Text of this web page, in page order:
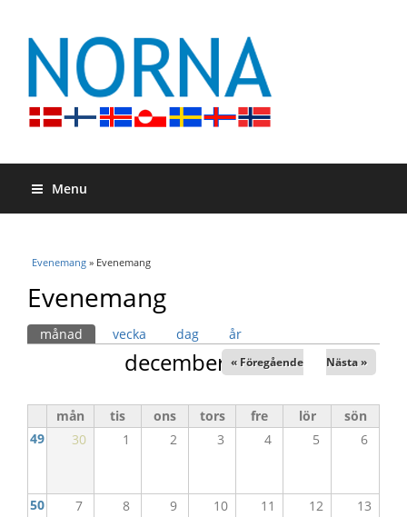
Menu
Du är här
Evenemang » Evenemang
Evenemang
Primära flikar
månad (aktiv flik)
vecka dag år
december 2026
« Föregående Nästa »
mån tis ons tors fre lör
sön
49
30 1 2 3 4 5 6
50 7 8 9 10 11 12 13